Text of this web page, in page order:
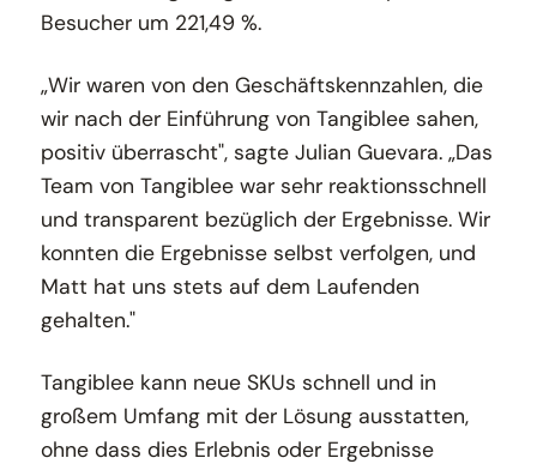
Besucher um 221,49 %.
„Wir waren von den Geschäftskennzahlen, die
wir nach der Einführung von Tangiblee sahen,
positiv überrascht", sagte Julian Guevara. „Das
Team von Tangiblee war sehr reaktionsschnell
und transparent bezüglich der Ergebnisse. Wir
konnten die Ergebnisse selbst verfolgen, und
Matt hat uns stets auf dem Laufenden
gehalten."
Tangiblee kann neue SKUs schnell und in
großem Umfang mit der Lösung ausstatten,
ohne dass dies Erlebnis oder Ergebnisse